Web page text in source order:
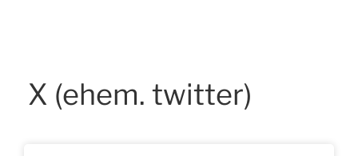
X (ehem. twitter)